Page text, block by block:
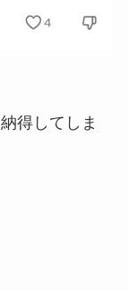
得してしま